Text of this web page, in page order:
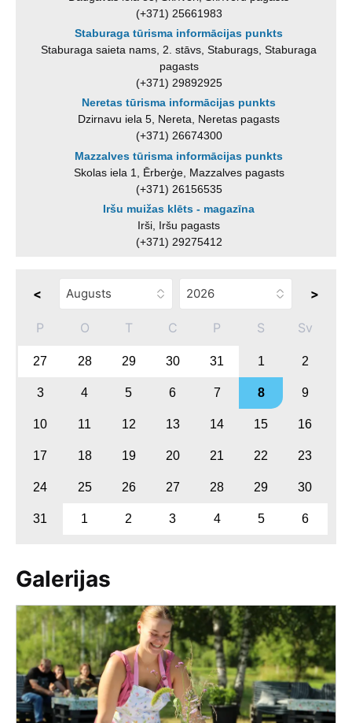
(+371) 25661983
Staburaga tūrisma informācijas punkts
Staburaga saieta nams, 2. stāvs, Staburags, Staburaga
pagasts
(+371) 29892925
Neretas tūrisma informācijas punkts
Dzirnavu iela 5, Nereta, Neretas pagasts
(+371) 26674300
Mazzalves tūrisma informācijas punkts
Skolas iela 1, Ērberģe, Mazzalves pagasts
(+371) 26156535
Iršu muižas klēts - magazīna
Irši, Iršu pagasts
(+371) 29275412
< >
P O T C P S Sv
27 28 29 30 31 1 2
3 4 5 6 7 8 9
10 11 12 13 14 15 16
17 18 19 20 21 22 23
24 25 26 27 28 29 30
31 1 2 3 4 5 6
Galerijas